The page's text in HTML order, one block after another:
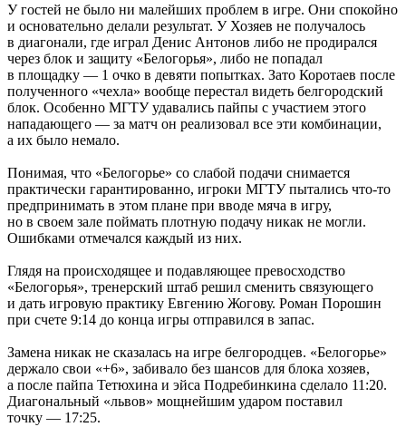
У гостей не было ни малейших проблем в игре. Они спокойно
и основательно делали результат. У Хозяев не получалось
в диагонали, где играл Денис Антонов либо не продирался
через блок и защиту «Белогорья», либо не попадал
в площадку — 1 очко в девяти попытках. Зато Коротаев после
полученного «чехла» вообще перестал видеть белгородский
блок. Особенно МГТУ удавались пайпы с участием этого
нападающего — за матч он реализовал все эти комбинации,
а их было немало.
Понимая, что «Белогорье» со слабой подачи снимается
практически гарантированно, игроки МГТУ пытались что-то
предпринимать в этом плане при вводе мяча в игру,
но в своем зале поймать плотную подачу никак не могли.
Ошибками отмечался каждый из них.
Глядя на происходящее и подавляющее превосходство
«Белогорья», тренерский штаб решил сменить связующего
и дать игровую практику Евгению Жогову. Роман Порошин
при счете 9:14 до конца игры отправился в запас.
Замена никак не сказалась на игре белгородцев. «Белогорье»
держало свои «+6», забивало без шансов для блока хозяев,
а после пайпа Тетюхина и эйса Подребинкина сделало 11:20.
Диагональный «львов» мощнейшим ударом поставил
точку — 17:25.